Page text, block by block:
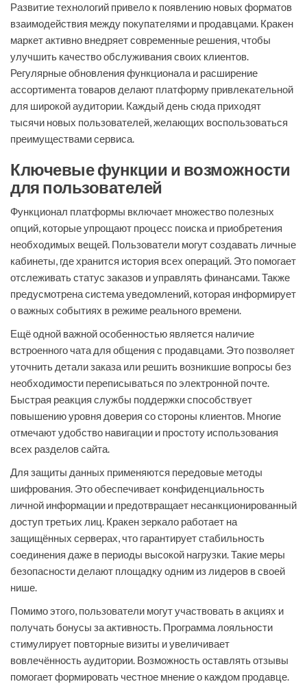
Развитие технологий привело к появлению новых форматов
взаимодействия между покупателями и продавцами. Кракен
маркет активно внедряет современные решения, чтобы
улучшить качество обслуживания своих клиентов.
Регулярные обновления функционала и расширение
ассортимента товаров делают платформу привлекательной
для широкой аудитории. Каждый день сюда приходят
тысячи новых пользователей, желающих воспользоваться
преимуществами сервиса.
Ключевые функции и возможности
для пользователей
Функционал платформы включает множество полезных
опций, которые упрощают процесс поиска и приобретения
необходимых вещей. Пользователи могут создавать личные
кабинеты, где хранится история всех операций. Это помогает
отслеживать статус заказов и управлять финансами. Также
предусмотрена система уведомлений, которая информирует
о важных событиях в режиме реального времени.
Ещё одной важной особенностью является наличие
встроенного чата для общения с продавцами. Это позволяет
уточнить детали заказа или решить возникшие вопросы без
необходимости переписываться по электронной почте.
Быстрая реакция службы поддержки способствует
повышению уровня доверия со стороны клиентов. Многие
отмечают удобство навигации и простоту использования
всех разделов сайта.
Для защиты данных применяются передовые методы
шифрования. Это обеспечивает конфиденциальность
личной информации и предотвращает несанкционированный
доступ третьих лиц. Кракен зеркало работает на
защищённых серверах, что гарантирует стабильность
соединения даже в периоды высокой нагрузки. Такие меры
безопасности делают площадку одним из лидеров в своей
нише.
Помимо этого, пользователи могут участвовать в акциях и
получать бонусы за активность. Программа лояльности
стимулирует повторные визиты и увеличивает
вовлечённость аудитории. Возможность оставлять отзывы
помогает формировать честное мнение о каждом продавце.